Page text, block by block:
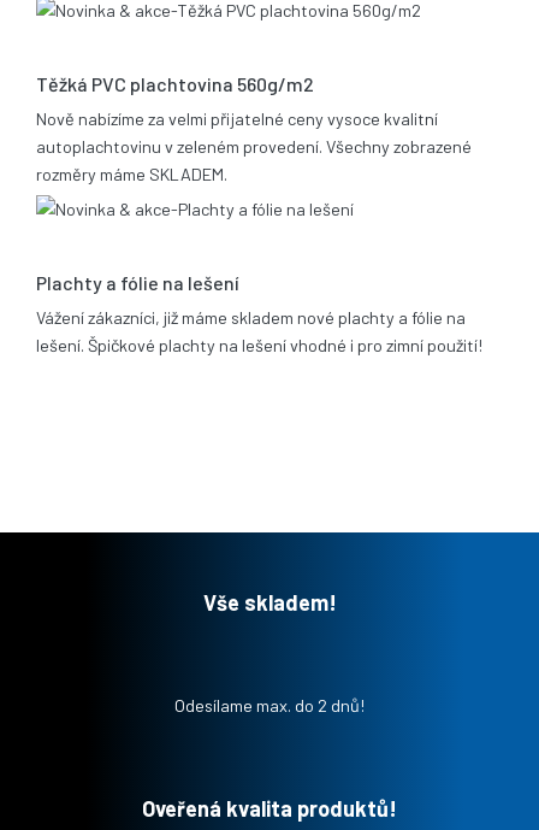
Těžká PVC plachtovina 560g/m2
Nově nabízíme za velmi přijatelné ceny vysoce kvalitní
autoplachtovinu v zeleném provedení. Všechny zobrazené
rozměry máme SKLADEM.
Plachty a fólie na lešení
Vážení zákazníci, již máme skladem nové plachty a fólie na
lešení. Špičkové plachty na lešení vhodné i pro zimní použití!
Vše skladem!
Odesílame max. do 2 dnů!
Oveřená kvalita produktů!